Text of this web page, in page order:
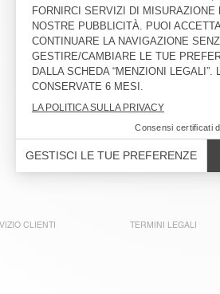
T-SHIRT BAMBINI FIZVALLEY
NON DISPONIBILE
€ 45 -30% € 31,50
CANOTTIERA BAMBINI GIXY
CLIENTI TERMINI LEGALI